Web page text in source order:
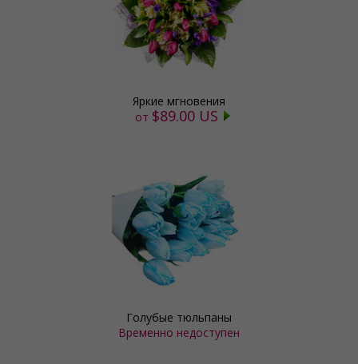
Яркие мгновения
от $89.00 US
Голубые тюльпаны
Временно недоступен